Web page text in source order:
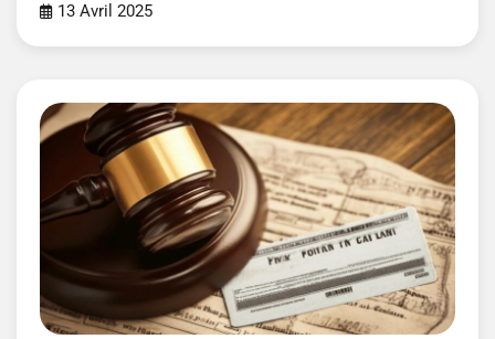
13 Avril 2025